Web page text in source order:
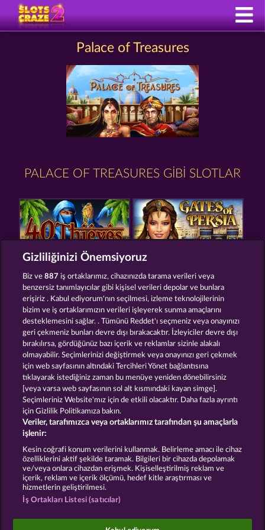
Palace of Treasures
PALACE OF TREASURES GIBI SLOTLAR
MAGIC BOOK 6 MAGIC BOOK
Hüküm ve Koşullar Gizlilik Beyanı Künye
Şirket SSS Facebook
İptal talebini gönder
Sosyal casino oyunları sadece eğlence amaçlıdır ve
Gizliliğinizi Önemsiyoruz
Biz ve887 iş ortaklarımız, cihazınızda tarama verileri veya
benzersiz tanımlayıcılar gibi kişisel verileri depolar ve bunlara
erişiriz . Kabul ediyorum'nın seçilmesi, izleme teknolojilerinin
bizim ve iş ortaklarımızın verileri işleyerek sunma amaçlarını
desteklemesini sağlar. . Tümünü Reddet'ı seçmeniz veya onayınızı
geri çekmeniz bunları devre dışı bırakacaktır. İzleyiciler devre dışı
bırakılırsa, gördüğünüz bazı içerik ve reklamlar sizinle alakalı
olmayabilir. Seçimlerinizi değiştirmek veya onayınızı geri çekmek
için web sayfasının altındaki Tercihleri Yönet bağlantısına
tıklayarak istediğiniz zaman bu menüye yeniden dönebilirsiniz
[veya varsa web sayfasının sol alt kısmındaki kayan simge].
Seçimleriniz Website'mız için de etkili olacaktır. Daha fazla ayrıntı
için Gizlilik Politikamıza bakın.
Veriler, tarafımızca veya ortaklarımız tarafından şu amaçlarla
işlenir:
Kesin coğrafi konum verilerini kullanmak. Belirleme amacı ile cihaz
özelliklerini aktif şekilde taramak. Bilgileri bir cihazda depolamak
ve/veya onlara cihazdan erişmek. Kişiselleştirilmiş reklam ve
içerik, reklam ve içerik ölçümü, hedef kitle araştırması ve
hizmetlerin geliştirilmesi.
İş Ortakları Listesi (satıcılar)